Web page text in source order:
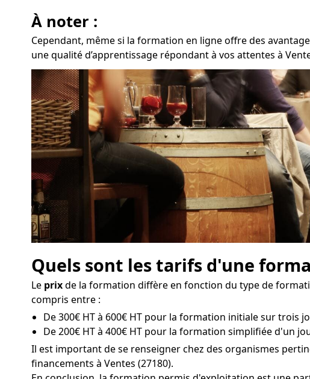
À noter :
Cependant, même si la formation en ligne offre des
une qualité d’apprentissage répondant à vos attentes à
Quels sont les tarifs d'une
Le prixde la formation diffère en fonction du type de
compris entre :
De 300€ HT à 600€ HT pour la formation initiale sur trois
De 200€ HT à 400€ HT pour la formation simplifiée d'un
Il est important de se renseigner chez des organismes
financements à Ventes (27180).